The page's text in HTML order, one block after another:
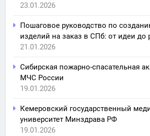
23.01.2026
Пошаговое руководство по
изделий на заказ в СПб: от идеи до
21.01.2026
Сибирская пожарно-спасательная
МЧС России
19.01.2026
Кемеровский государственный
университет Минздрава РФ
19.01.2026